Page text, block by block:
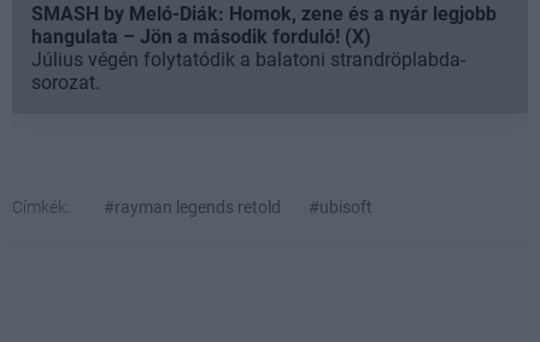
SMASH by Meló-Diák: Homok, zene és a nyár legjobb
hangulata – Jön a második forduló! (X)
Július végén folytatódik a balatoni strandröplabda-
sorozat.
Címkék: #rayman legends retold #ubisoft